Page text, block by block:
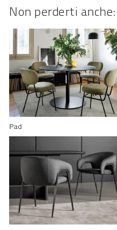
Non perderti anche:
Pad